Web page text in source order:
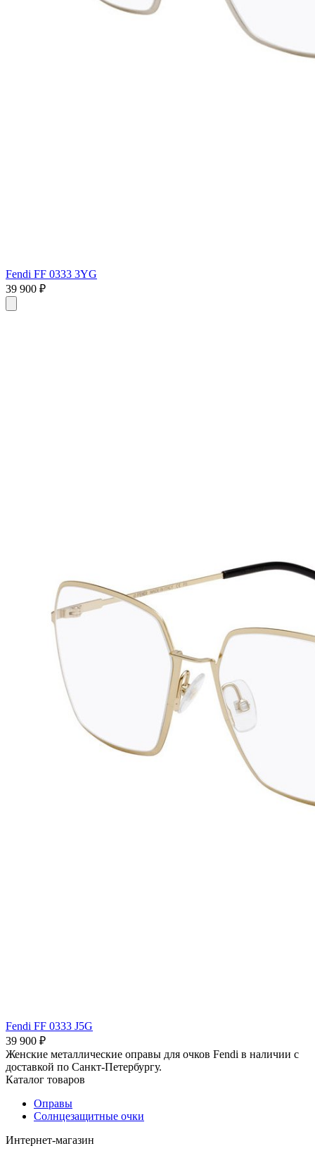
Fendi FF 0333 3YG
39 900 ₽
Fendi FF 0333 J5G
39 900 ₽
Женские металлические оправы для очков Fendi в наличии с
доставкой по Санкт-Петербургу.
Каталог товаров
Оправы
Солнцезащитные очки
Интернет-магазин